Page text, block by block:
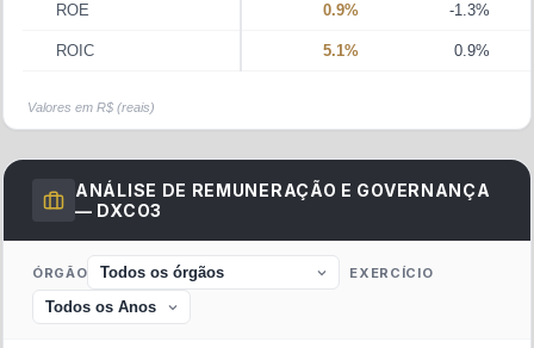
ROE 0.9% -1.3%
ROIC 5.1% 0.9%
Valores em R$ (reais)
ANÁLISE DE REMUNERAÇÃO E GOVERNANÇA
— DXCO3
ÓRGÃO EXERCÍCIO